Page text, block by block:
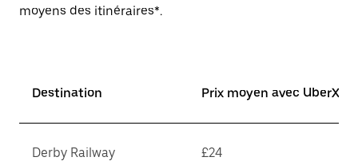
moyens des itinéraires*.
Destination Prix moyen avec UberX*
Derby Railway
£24